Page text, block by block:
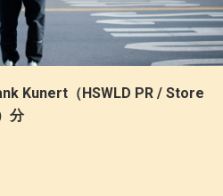
Kunert（HSWLD PR / Store
分